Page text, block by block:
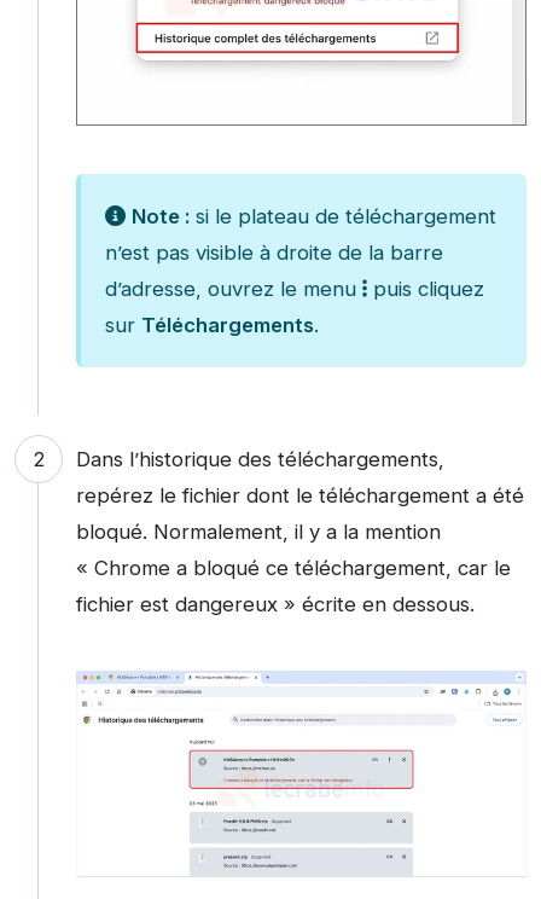
Note :si le plateau de téléchargement
n’est pas visible à droite de la barre
d’adresse, ouvrez le menu puis cliquez
sur Téléchargements.
Dans l’historique des téléchargements,
repérez le fichier dont le téléchargement a été
bloqué. Normalement, il y a la mention
« Chrome a bloqué ce téléchargement, car le
fichier est dangereux » écrite en dessous.